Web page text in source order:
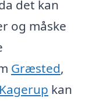
det kan
og måske
Græsted,
Kagerup kan